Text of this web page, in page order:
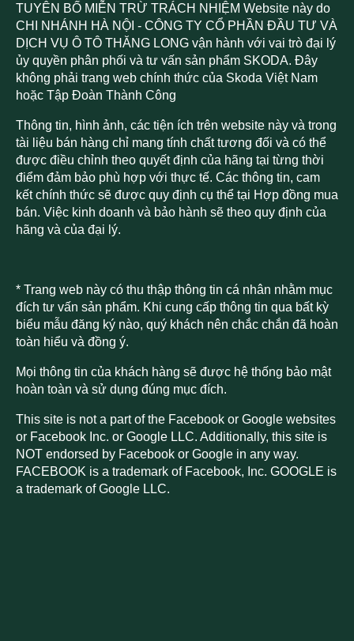
TUYÊN BỐ MIỄN TRỪ TRÁCH NHIỆM Website này do
CHI NHÁNH HÀ NỘI - CÔNG TY CỔ PHẦN ĐẦU TƯ VÀ
DỊCH VỤ Ô TÔ THĂNG LONG vận hành với vai trò đại lý
ủy quyền phân phối và tư vấn sản phẩm SKODA. Đây
không phải trang web chính thức của Skoda Việt Nam
hoặc Tập Đoàn Thành Công
Thông tin, hình ảnh, các tiện ích trên website này và trong
tài liệu bán hàng chỉ mang tính chất tương đối và có thể
được điều chỉnh theo quyết định của hãng tại từng thời
điểm đảm bảo phù hợp với thực tế. Các thông tin, cam
kết chính thức sẽ được quy định cụ thể tại Hợp đồng mua
bán. Việc kinh doanh và bảo hành sẽ theo quy định của
hãng và của đại lý.
* Trang web này có thu thập thông tin cá nhân nhằm mục
đích tư vấn sản phẩm. Khi cung cấp thông tin qua bất kỳ
biểu mẫu đăng ký nào, quý khách nên chắc chắn đã hoàn
toàn hiểu và đồng ý.
Mọi thông tin của khách hàng sẽ được hệ thống bảo mật
hoàn toàn và sử dụng đúng mục đích.
This site is not a part of the Facebook or Google websites
or Facebook Inc. or Google LLC. Additionally, this site is
NOT endorsed by Facebook or Google in any way.
FACEBOOK is a trademark of Facebook, Inc. GOOGLE is
a trademark of Google LLC.